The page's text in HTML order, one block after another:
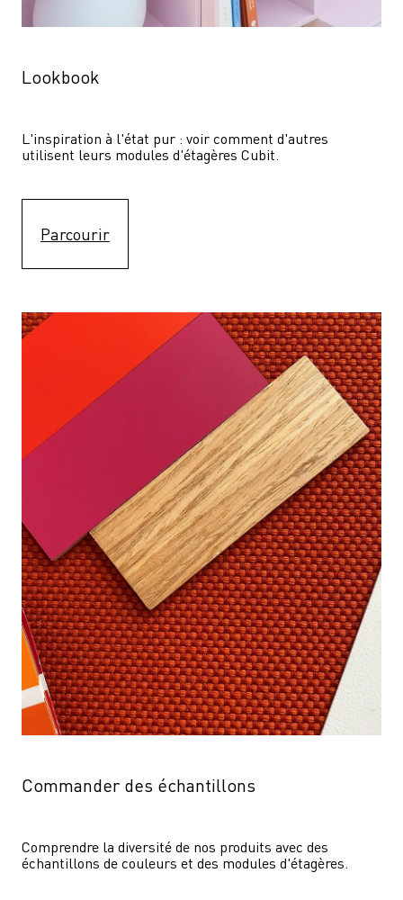
Lookbook
L'inspiration à l'état pur : voir comment d'autres
utilisent leurs modules d'étagères Cubit.
Parcourir
Commander des échantillons
Comprendre la diversité de nos produits avec des
échantillons de couleurs et des modules d'étagères.